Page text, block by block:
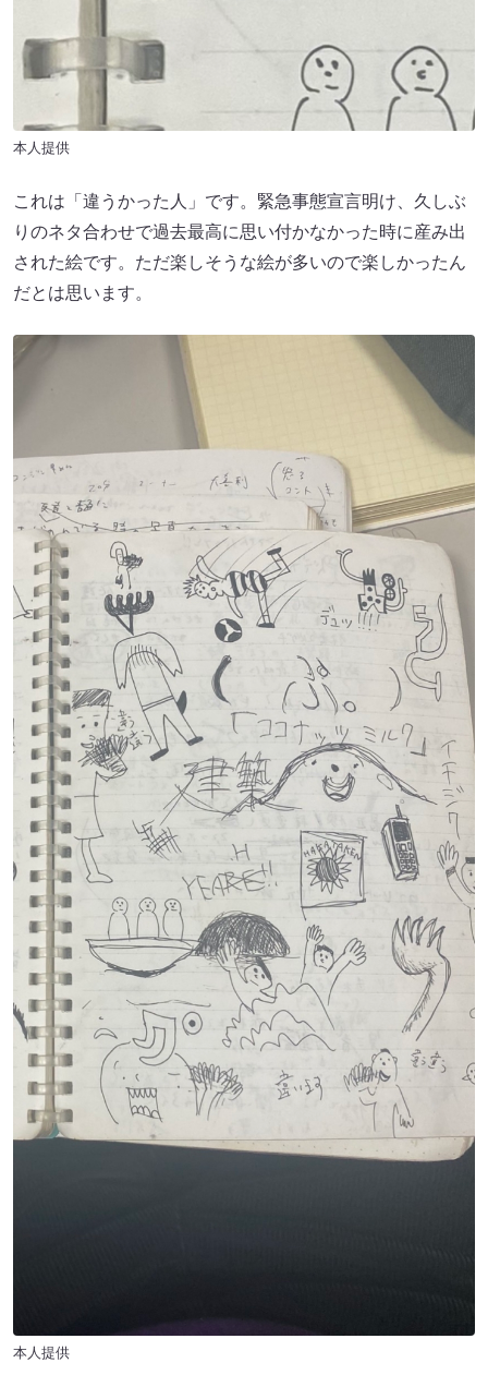
本人提供
これは「違うかった人」です。緊急事態宣言明け、久しぶ
りのネタ合わせで過去最高に思い付かなかった時に産み出
された絵です。ただ楽しそうな絵が多いので楽しかったん
だとは思います。
本人提供